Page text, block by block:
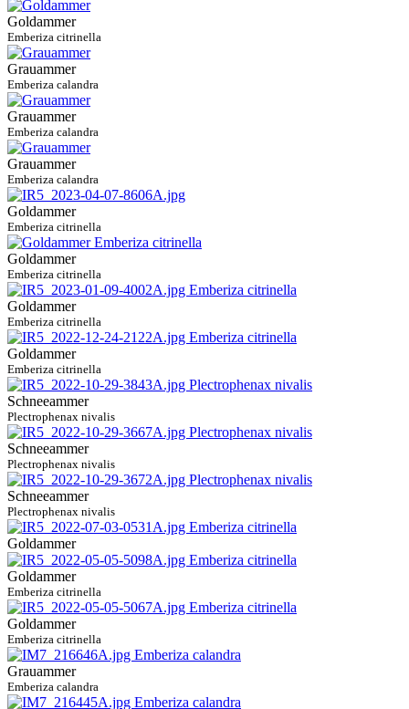
Goldammer
Emberiza citrinella
Grauammer
Emberiza calandra
Grauammer
Emberiza calandra
Grauammer
Emberiza calandra
Goldammer
Emberiza citrinella
Goldammer
Emberiza citrinella
Goldammer
Emberiza citrinella
Goldammer
Emberiza citrinella
Schneeammer
Plectrophenax nivalis
Schneeammer
Plectrophenax nivalis
Schneeammer
Plectrophenax nivalis
Goldammer
Goldammer
Emberiza citrinella
Goldammer
Emberiza citrinella
Grauammer
Emberiza calandra